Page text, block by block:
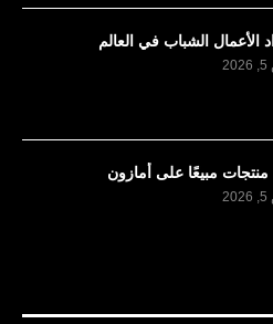
الأعمال الشباب في العالم